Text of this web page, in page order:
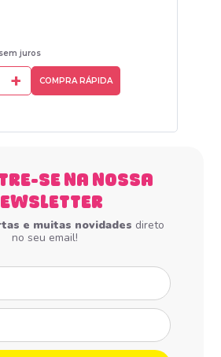
juros
+ COMPRA RÁPIDA
SE NA NOSSA
e muitas novidades direto
no seu email!